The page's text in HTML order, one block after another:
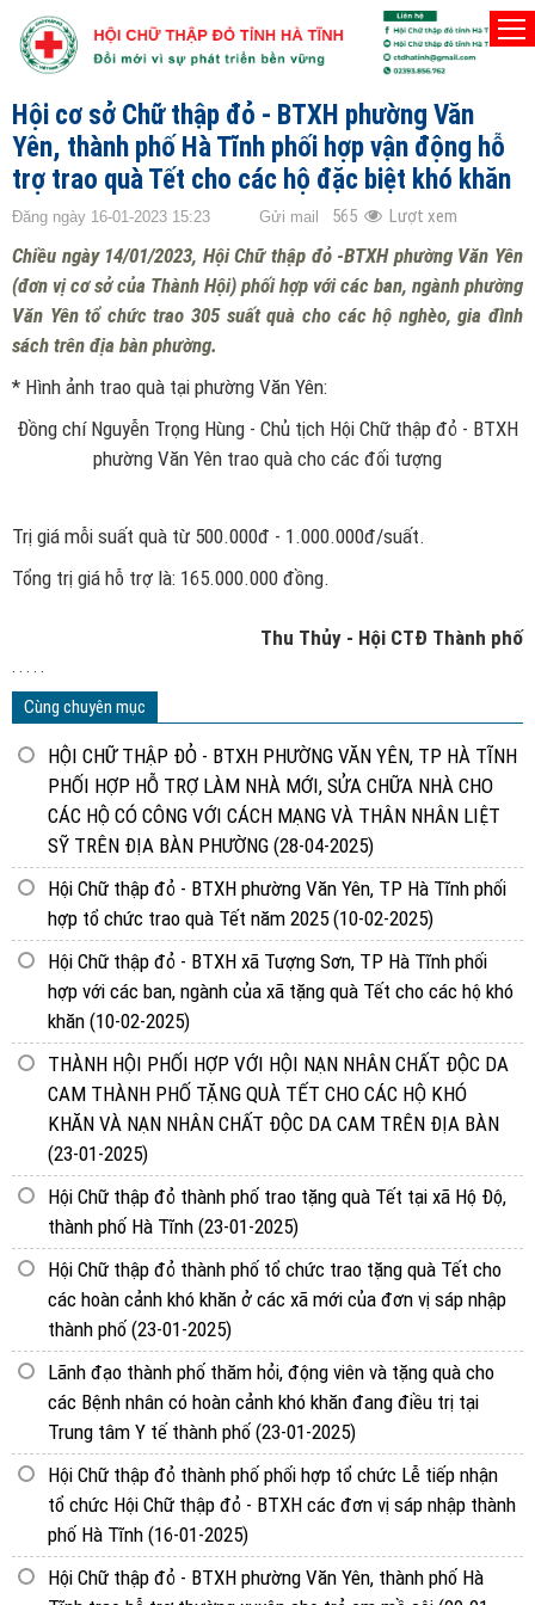
TRANG CHỦ THÀNH PHỐ HÀ TĨNH
Hội cơ sở Chữ thập đỏ - BTXH phường Văn
Yên, thành phố Hà Tĩnh phối hợp vận động hỗ
trợ trao quà Tết cho các hộ đặc biệt khó khăn
Đăng ngày 16-01-2023 15:23 Gửi mail 565 Lượt xem
Chiều ngày 14/01/2023, Hội Chữ thập đỏ -BTXH phường Văn Yên
(đơn vị cơ sở của Thành Hội) phối hợp với các ban, ngành phường
Văn Yên tổ chức trao 305 suất quà cho các hộ nghèo, gia đình
sách trên địa bàn phường.
* Hình ảnh trao quà tại phường Văn Yên:
Đồng chí Nguyễn Trọng Hùng - Chủ tịch Hội Chữ thập đỏ - BTXH
phường Văn Yên trao quà cho các đối tượng
Trị giá mỗi suất quà từ 500.000đ - 1.000.000đ/suất.
Tổng trị giá hỗ trợ là: 165.000.000 đồng.
Thu Thủy - Hội CTĐ Thành phố
. . . . .
Cùng chuyên mục
HỘI CHỮ THẬP ĐỎ - BTXH PHƯỜNG VĂN YÊN, TP HÀ TĨNH
PHỐI HỢP HỖ TRỢ LÀM NHÀ MỚI, SỬA CHỮA NHÀ CHO
CÁC HỘ CÓ CÔNG VỚI CÁCH MẠNG VÀ THÂN NHÂN LIỆT
SỸ TRÊN ĐỊA BÀN PHƯỜNG (28-04-2025)
Hội Chữ thập đỏ - BTXH phường Văn Yên, TP Hà Tĩnh phối
hợp tổ chức trao quà Tết năm 2025 (10-02-2025)
Hội Chữ thập đỏ - BTXH xã Tượng Sơn, TP Hà Tĩnh phối
hợp với các ban, ngành của xã tặng quà Tết cho các hộ khó
khăn (10-02-2025)
THÀNH HỘI PHỐI HỢP VỚI HỘI NẠN NHÂN CHẤT ĐỘC DA
CAM THÀNH PHỐ TẶNG QUÀ TẾT CHO CÁC HỘ KHÓ
KHĂN VÀ NẠN NHÂN CHẤT ĐỘC DA CAM TRÊN ĐỊA BÀN
(23-01-2025)
Hội Chữ thập đỏ thành phố trao tặng quà Tết tại xã Hộ Độ,
thành phố Hà Tĩnh (23-01-2025)
Hội Chữ thập đỏ thành phố tổ chức trao tặng quà Tết cho
các hoàn cảnh khó khăn ở các xã mới của đơn vị sáp nhập
thành phố (23-01-2025)
Lãnh đạo thành phố thăm hỏi, động viên và tặng quà cho
các Bệnh nhân có hoàn cảnh khó khăn đang điều trị tại
Trung tâm Y tế thành phố (23-01-2025)
Hội Chữ thập đỏ thành phố phối hợp tổ chức Lễ tiếp nhận
tổ chức Hội Chữ thập đỏ - BTXH các đơn vị sáp nhập thành
phố Hà Tĩnh (16-01-2025)
Hội Chữ thập đỏ - BTXH phường Văn Yên, thành phố Hà